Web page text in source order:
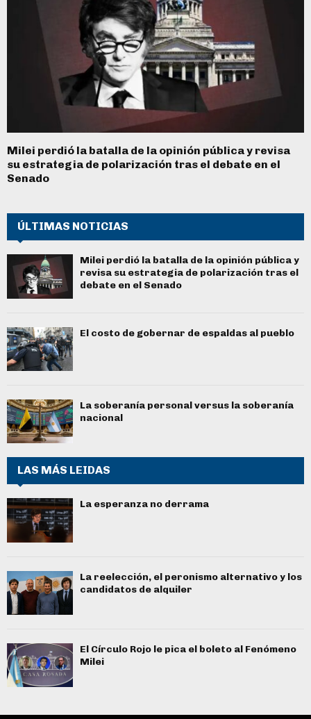
Milei perdió la batalla de la opinión pública y revisa
su estrategia de polarización tras el debate en el
Senado
ÚLTIMAS NOTICIAS
Milei perdió la batalla de la opinión pública y
revisa su estrategia de polarización tras el
debate en el Senado
El costo de gobernar de espaldas al pueblo
La soberanía personal versus la soberanía
nacional
LAS MÁS LEIDAS
La esperanza no derrama
La reelección, el peronismo alternativo y los
candidatos de alquiler
El Círculo Rojo le pica el boleto al Fenómeno
Milei